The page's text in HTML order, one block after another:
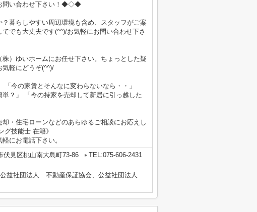
問い合わせ下さい！◆◇◆
暮らしやすい周辺環境も含め、スタッフがご案
でも大丈夫です(^^)/お気軽にお問い合わせ下さ
株）ゆいホームにお任せ下さい。ちょっとした疑
気軽にどうぞ(^^)/
「今の家賃とそんなに変わらないなら・・」
単？」 「今の持家を売却して新居に引っ越した
却・住宅ローンなどのあらゆるご相談にお応えし
グ技能士 在籍》
にお電話下さい。
伏見区桃山南大島町73-86
TEL:075-606-2431
益社団法人 不動産保証協会、公益社団法人